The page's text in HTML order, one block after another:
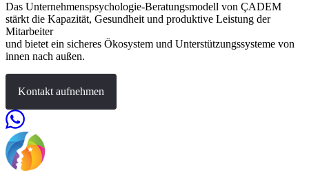
Das Unternehmenspsychologie-Beratungsmodell von ÇADEM
stärkt die Kapazität, Gesundheit und produktive Leistung der
Mitarbeiter
und bietet ein sicheres Ökosystem und Unterstützungssysteme von
innen nach außen.
Kontakt aufnehmen